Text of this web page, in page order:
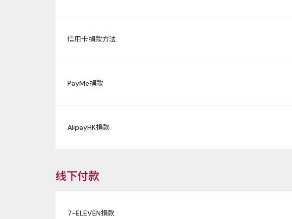
信用卡捐款方法
PayMe捐款
AlipayHK捐款
线下付款
7-ELEVEN捐款